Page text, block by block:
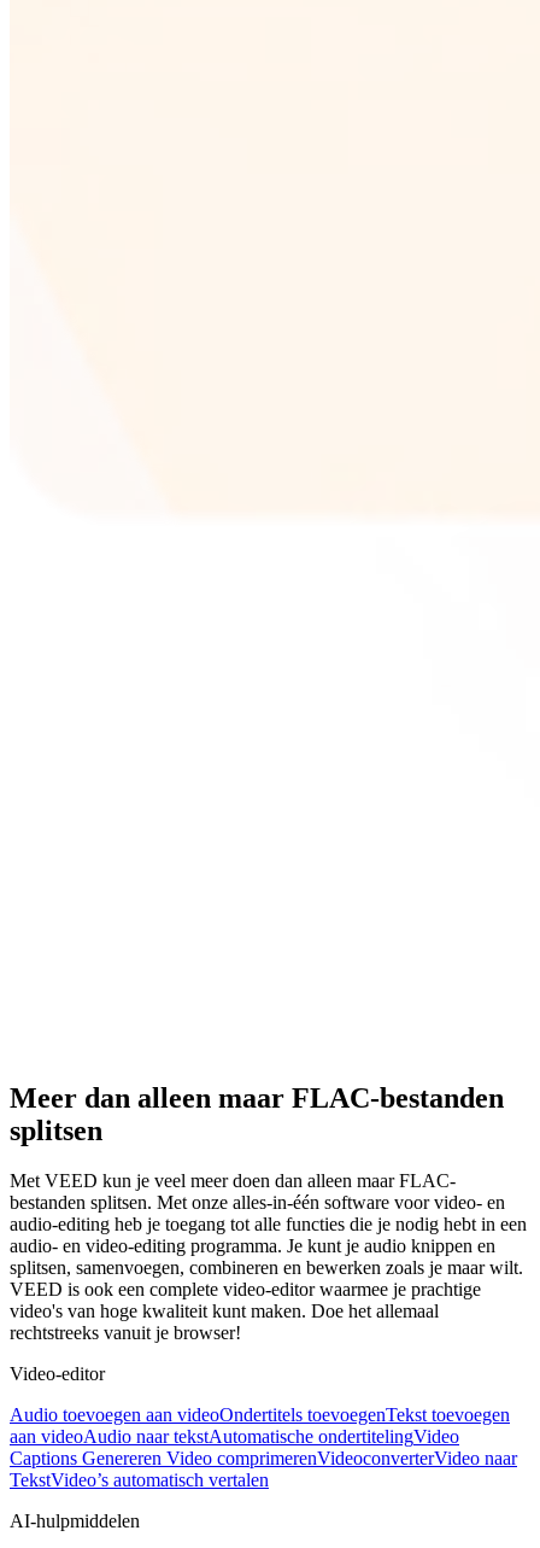
Meer dan alleen maar FLAC-bestanden
splitsen
Met VEED kun je veel meer doen dan alleen maar FLAC-
bestanden splitsen. Met onze alles-in-één software voor video- en
audio-editing heb je toegang tot alle functies die je nodig hebt in een
audio- en video-editing programma. Je kunt je audio knippen en
splitsen, samenvoegen, combineren en bewerken zoals je maar wilt.
VEED is ook een complete video-editor waarmee je prachtige
video's van hoge kwaliteit kunt maken. Doe het allemaal
rechtstreeks vanuit je browser!
Video-editor
Audio toevoegen aan videoOndertitels toevoegenTekst toevoegen
aan videoAudio naar tekstAutomatische ondertitelingVideo
Captions Genereren Video comprimerenVideoconverterVideo naar
TekstVideo’s automatisch vertalen
AI-hulpmiddelen